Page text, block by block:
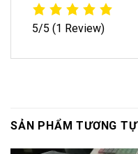
5/5 (1 Review)
SẢN PHẨM TƯƠNG TỰ